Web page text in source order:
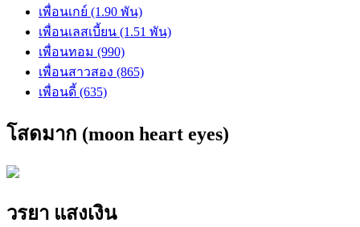
เพื่อนเกย์ (1.90 พัน)
เพื่อนเลสเบี้ยน (1.51 พัน)
เพื่อนทอม (990)
เพื่อนสาวสอง (865)
เพื่อนดี้ (635)
โสดมาก (moon heart eyes)
วรยา แสงเงิน